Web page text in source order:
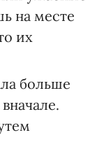
на месте
их
больше